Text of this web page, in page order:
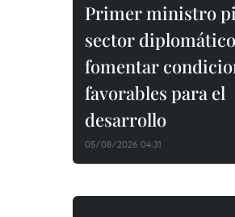
Primer ministro
sector diplomático
fomentar
favorables para el
desarrollo
05/08/2026 04:31